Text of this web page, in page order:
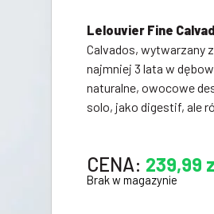
Lelouvier Fine
Calvados, wytwarzany
najmniej 3 lata w
naturalne, owocowe
solo, jako digestif, ale
CENA: 239,99
Brak w magazynie